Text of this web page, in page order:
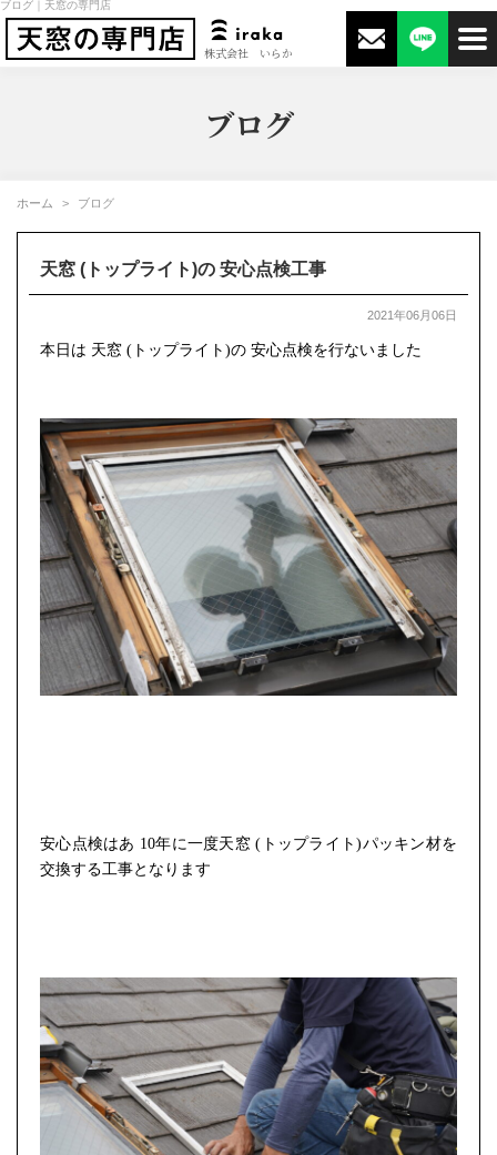
ブログ｜天窓の専門店
株式会社 いらか
ブログ
ホーム ブログ
天窓 (トップライト)の 安心点検工事
2021年06月06日
本日は 天窓 (トップライト)の 安心点検を行ないました
安心点検はあ 10年に一度天窓 (トップライト)パッキン材を
交換する工事となります